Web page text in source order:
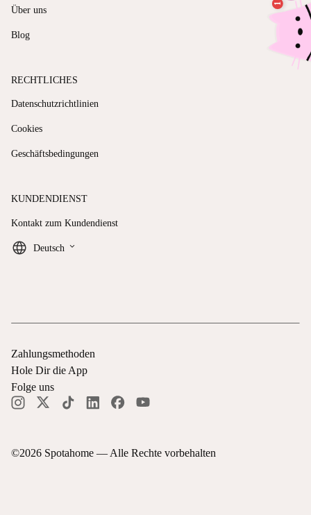
Über uns
Blog
RECHTLICHES
Datenschutzrichtlinien
Cookies
Geschäftsbedingungen
KUNDENDIENST
Kontakt zum Kundendienst
Deutsch keyboard_arrow_down
©2026 Spotahome — Alle Rechte vorbehalten
Zahlungsmethoden
Hole Dir die App
Folge uns